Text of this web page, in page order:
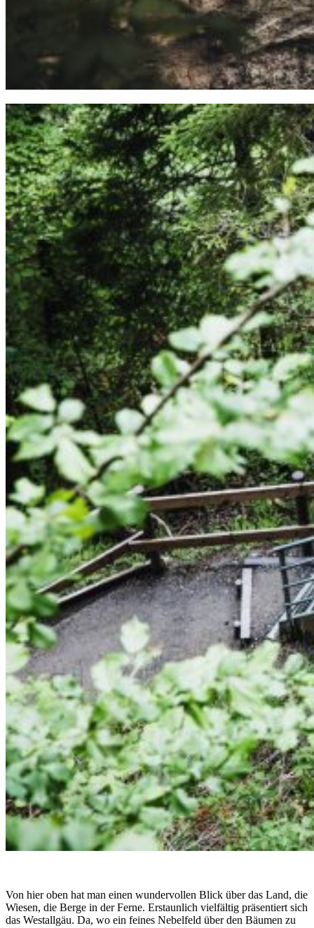
Von hier oben hat man einen wundervollen Blick über das Land, die
Wiesen, die Berge in der Ferne. Erstaunlich vielfältig präsentiert sich
das Westallgäu. Da, wo ein feines Nebelfeld über den Bäumen zu